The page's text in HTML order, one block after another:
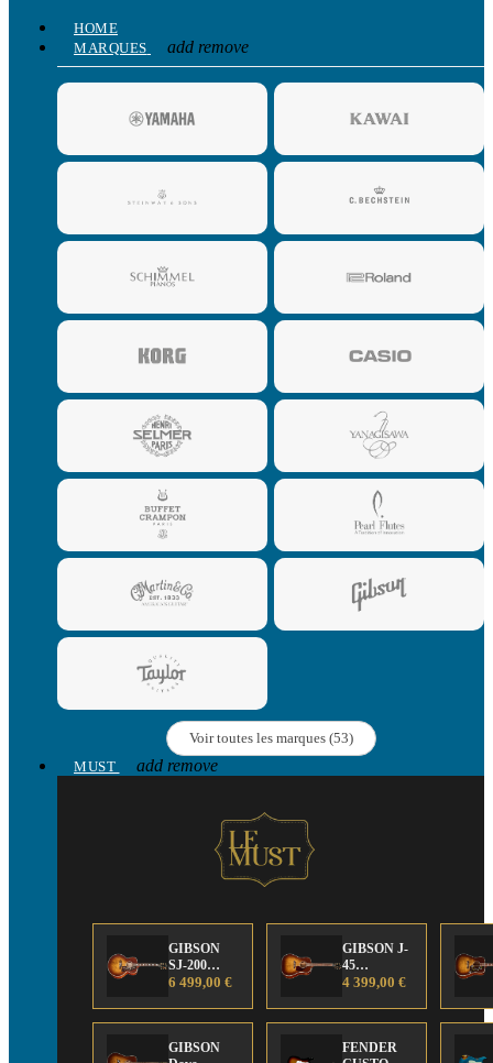
HOME
MARQUES
add remove
Voir toutes les marques (53)
MUST
add remove
GIBSON
SJ-200
Anniversary
Edition
6 499,00 €
GIBSON J-
45
Anniversary
Edition
4 399,00 €
GIBSON
FENDER